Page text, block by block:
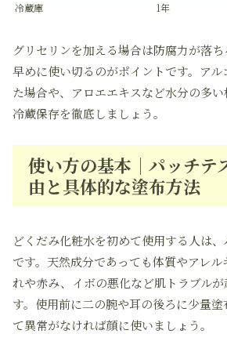
冷蔵庫
1年
グリセリンを加える場合は防腐力が落ち
早めに使い切るのがポイントです。アル
た場合や、アロエエキスなど水分の多
冷蔵保存を徹底しましょう。
使い方の基本｜パッチテ
由と具体的な塗布方法
どくだみ化粧水を初めて使用する人は、
です。天然成分であっても体質やアレ
れや赤み、イボの悪化など肌トラブル
す。使用前に二の腕や耳の後ろに少量
て異常がなければ顔に使いましょう。